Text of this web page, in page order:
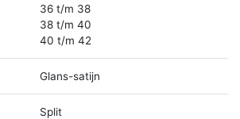
36 t/m 38
38 t/m 40
40 t/m 42
Glans-satijn
Split